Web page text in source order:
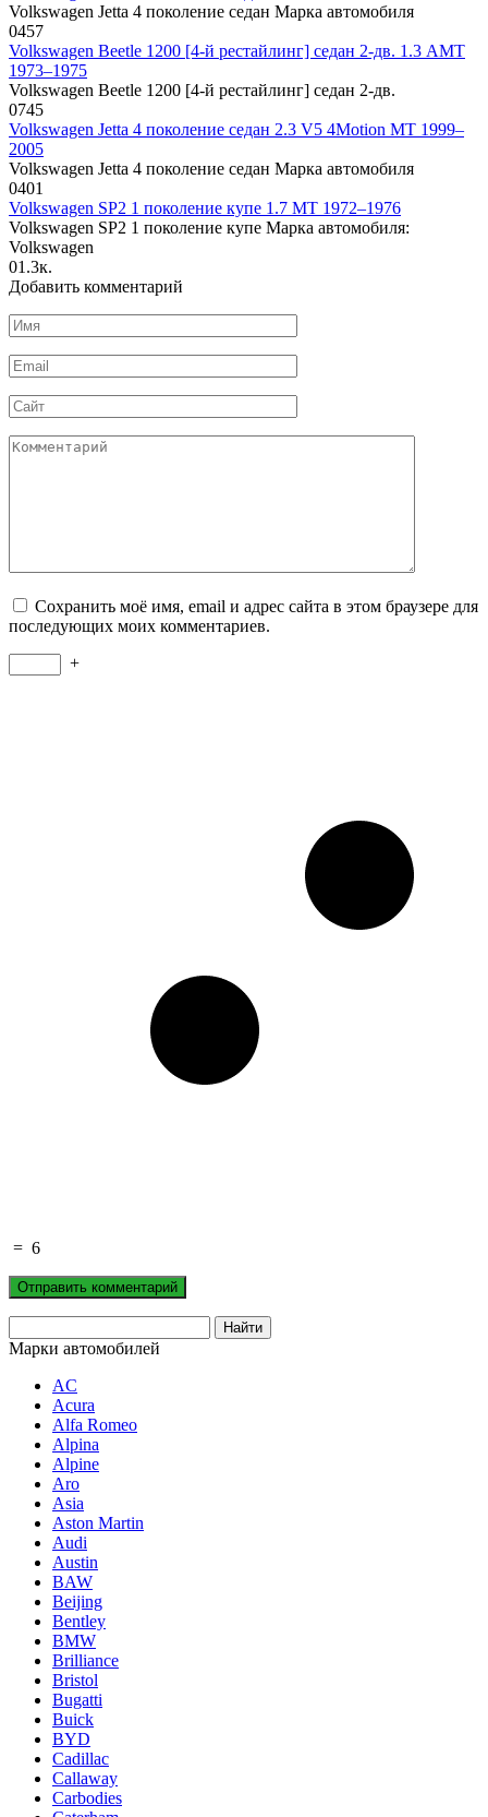
Volkswagen Jetta 4 поколение седан Марка автомобиля
0457
Volkswagen Beetle 1200 [4-й рестайлинг] седан 2-дв. 1.3 AMT
1973–1975
Volkswagen Beetle 1200 [4-й рестайлинг] седан 2-дв.
0745
Volkswagen Jetta 4 поколение седан 2.3 V5 4Motion MT 1999–
2005
Volkswagen Jetta 4 поколение седан Марка автомобиля
0401
Volkswagen SP2 1 поколение купе 1.7 MT 1972–1976
Volkswagen SP2 1 поколение купе Марка автомобиля:
Volkswagen
01.3к.
Добавить комментарий
Имя
*
Email
*
Сайт
Комментарий
Сохранить моё имя, email и адрес сайта в этом браузере для
последующих моих комментариев.
+
= 6
Марки автомобилей
AC
Acura
Alfa Romeo
Alpina
Alpine
Aro
Asia
Aston Martin
Audi
Austin
BAW
Beijing
Bentley
BMW
Brilliance
Bristol
Bugatti
Buick
BYD
Cadillac
Callaway
Carbodies